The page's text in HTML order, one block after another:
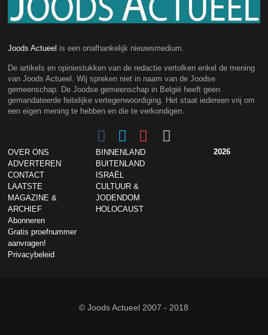
Joods Actueel is een onafhankelijk nieuwsmedium.
De artikels en opiniestukken van de redactie vertolken enkel de mening
van Joods Actueel. Wij spreken niet in naam van de Joodse
gemeenschap. De Joodse gemeenschap in België heeft geen
gemandateerde feitelijke vertegenwoordiging. Het staat iedereen vrij om
een eigen mening te hebben en die te verkondigen.
OVER ONS
ADVERTEREN
CONTACT
LAATSTE
MAGAZINE &
ARCHIEF
Abonneren
Gratis proefnummer
aanvragen!
Privacybeleid
BINNENLAND
BUITENLAND
ISRAËL
CULTUUR &
JODENDOM
HOLOCAUST
2026
© Joods Actueel 2007 - 2018